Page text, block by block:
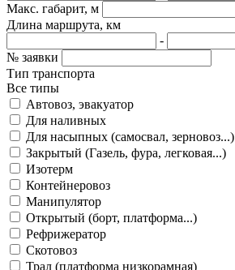
Макс. габарит, м
Длина маршрута, км
-
№ заявки
Тип транспорта
Все типы
Автовоз, эвакуатор
Для наливных
Для насыпных (самосвал, зерновоз...)
Закрытый (Газель, фура, легковая...)
Изотерм
Контейнеровоз
Манипулятор
Открытый (борт, платформа...)
Рефрижератор
Скотовоз
Трал (платформа низкорамная)